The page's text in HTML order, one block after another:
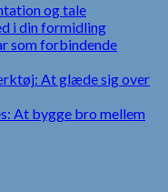
og tale
i din formidling
som forbindende
At glæde sig over
At bygge bro mellem